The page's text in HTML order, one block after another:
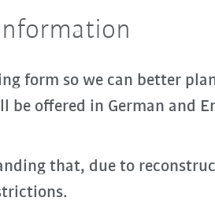
form so we can better
be offered in German and
that, due to